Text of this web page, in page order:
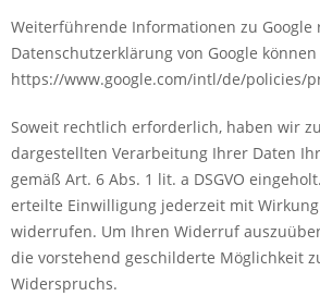
Weiterführende Informationen zu Google
Datenschutzerklärung von Google
https://www.google.com/intl/de/policies/
Soweit rechtlich erforderlich, haben wir
dargestellten Verarbeitung Ihrer Daten
gemäß Art. 6 Abs. 1 lit. a DSGVO
erteilte Einwilligung jederzeit mit
widerrufen. Um Ihren Widerruf
die vorstehend geschilderte Möglichkeit
Widerspruchs.